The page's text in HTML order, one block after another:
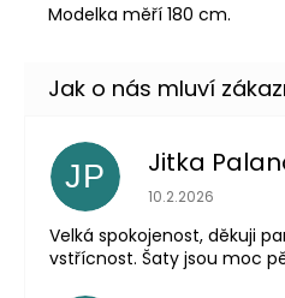
Modelka měří 180 cm.
JP Jitka
Hodnocení
10.2.2026
Velká spokojenost, děkuji
vstřícnost. Šaty jsou moc